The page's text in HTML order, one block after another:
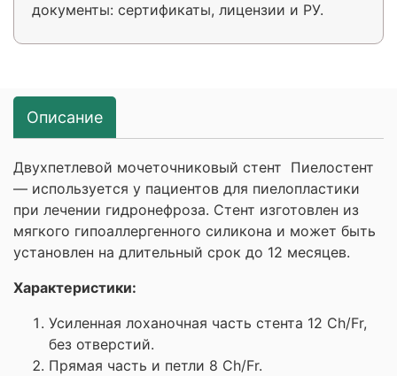
документы: сертификаты, лицензии и РУ.
Описание
Двухпетлевой мочеточниковый стент Пиелостент
— используется у пациентов для пиелопластики
при лечении гидронефроза. Стент изготовлен из
мягкого гипоаллергенного силикона и может быть
установлен на длительный срок до 12 месяцев.
Характеристики:
Усиленная лоханочная часть стента 12 Ch/Fr,
без отверстий.
Прямая часть и петли 8 Ch/Fr.